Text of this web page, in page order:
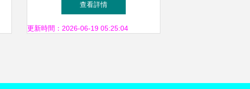
查看詳情
更新時間：2026-06-19 05:25:04